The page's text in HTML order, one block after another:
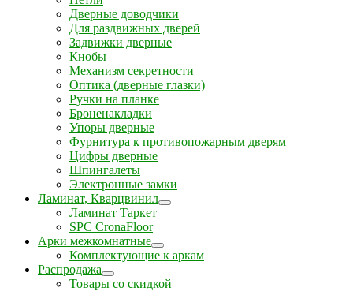
Дверные доводчики
Для раздвижных дверей
Задвижки дверные
Кнобы
Механизм секретности
Оптика (дверные глазки)
Ручки на планке
Броненакладки
Упоры дверные
Фурнитура к противопожарным дверям
Цифры дверные
Шпингалеты
Электронные замки
Ламинат, Кварцвинил
Ламинат Таркет
SPC CronaFloor
Арки межкомнатные
Комплектующие к аркам
Распродажа
Товары со скидкой